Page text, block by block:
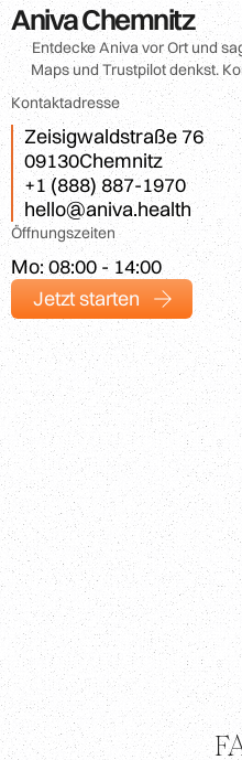
Aniva Chemnitz
Entdecke Aniva vor Ort und
Maps und Trustpilot denkst.
Kontaktadresse
Zeisigwaldstraße 76
09130Chemnitz
+1 (888) 887-1970
hello@aniva.health
Öffnungszeiten
Mo: 08:00 - 14:00
Jetzt starten